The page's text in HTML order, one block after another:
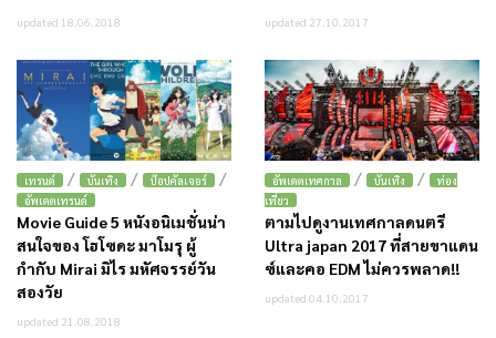
updated 18.06.2018 updated 27.10.2017
เทรนด์ / บันเทิง / ป๊อปคัลเจอร์ /
อัพเดตเทรนด์
Movie Guide 5 หนังอนิเมชั่นน่า
สนใจของ โฮโซดะ มาโมรุ ผู้
กำกับ Mirai มิไร มหัศจรรย์วัน
สองวัย
updated 21.08.2018
อัพเดตเทศกาล / บันเทิง /
ท่อง
เที่ยว
ตามไปดูงานเทศกาลดนตรี
Ultra japan 2017 ที่สายขาแดน
ซ์และคอ EDM ไม่ควรพลาด!!
updated 04.10.2017